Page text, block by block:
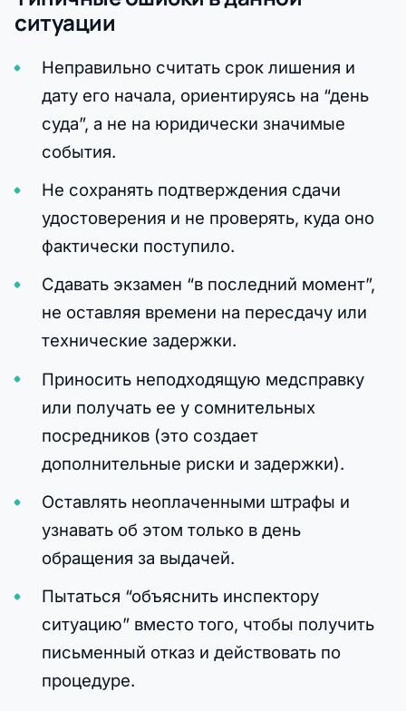
ситуации
Неправильно считать срок лишения и
дату его начала, ориентируясь на “день
суда”, а не на юридически значимые
события.
Не сохранять подтверждения сдачи
удостоверения и не проверять, куда оно
фактически поступило.
Сдавать экзамен “в последний момент”,
не оставляя времени на пересдачу или
технические задержки.
Приносить неподходящую медсправку
или получать ее у сомнительных
посредников (это создает
дополнительные риски и задержки).
Оставлять неоплаченными штрафы и
узнавать об этом только в день
обращения за выдачей.
Пытаться “объяснить инспектору
ситуацию” вместо того, чтобы получить
письменный отказ и действовать по
процедуре.